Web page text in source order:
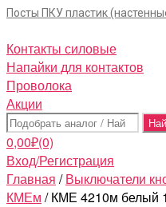
Посты ПКУ пластик
Контакты силовые
Напайки для контактов
Проволока
Акции
Поиск:
0,00₽(0)
Вход/Регистрация
Главная /Выключатели
КМЕм / КМЕ 4210м белый